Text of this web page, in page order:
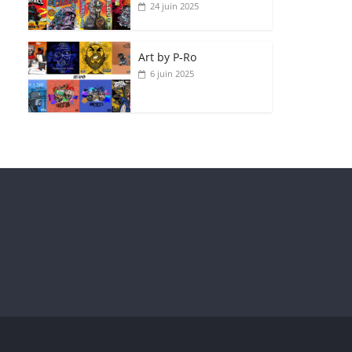
24 juin 2025
Art by P‑Ro
6 juin 2025